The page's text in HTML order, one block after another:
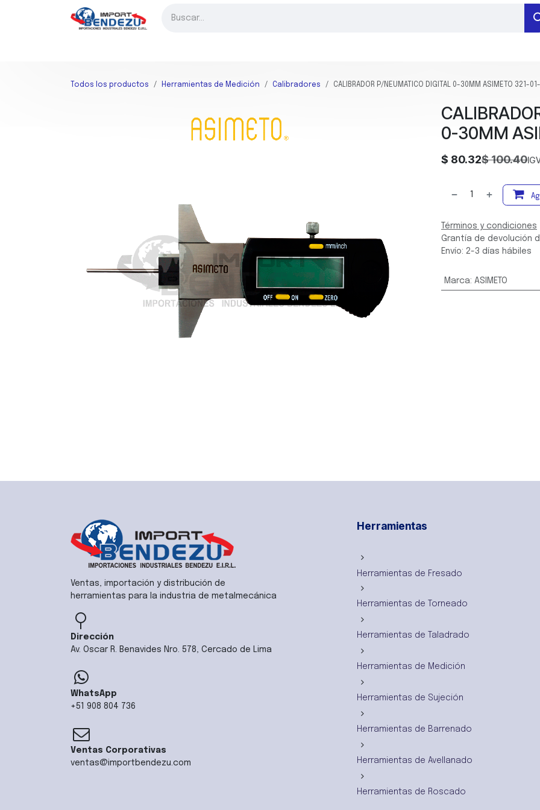
Todos los productos Herramientas de Medición Calibradores CALIBRADOR P/NEUMATICO DIGITAL 0-30MM ASIMETO 321-
0-30MM
$ 80.32$100.40
Términos y condiciones
Grantía de devolución
Envío: 2-3 días hábiles
Marca: ASIMETO
Ventas, importación y distribución de
herramientas para la industria de metalmecánica
Dirección
Av. Oscar R. Benavides Nro. 578, Cercado de Lima
WhatsApp
+51 908 804 736
Ventas Corporativas
ventas@importbendezu.com
Herramientas
Herramientas de Fresado
Herramientas de Torneado
Herramientas de Taladrado
Herramientas de Medición
Herramientas de Sujeción
Herramientas de Barrenado
Herramientas de Avellanado
Herramientas de Roscado